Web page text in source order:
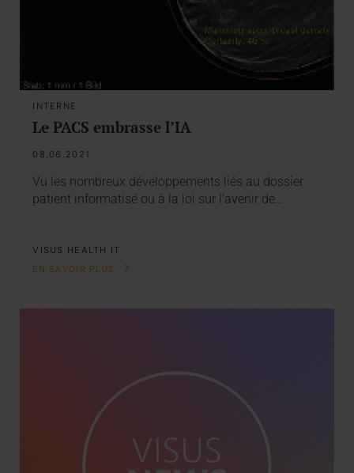
INTERNE
Le PACS embrasse l’IA
08.06.2021
Vu les nombreux développements liés au dossier
patient informatisé ou à la loi sur l’avenir de…
VISUS HEALTH IT
EN SAVOIR PLUS